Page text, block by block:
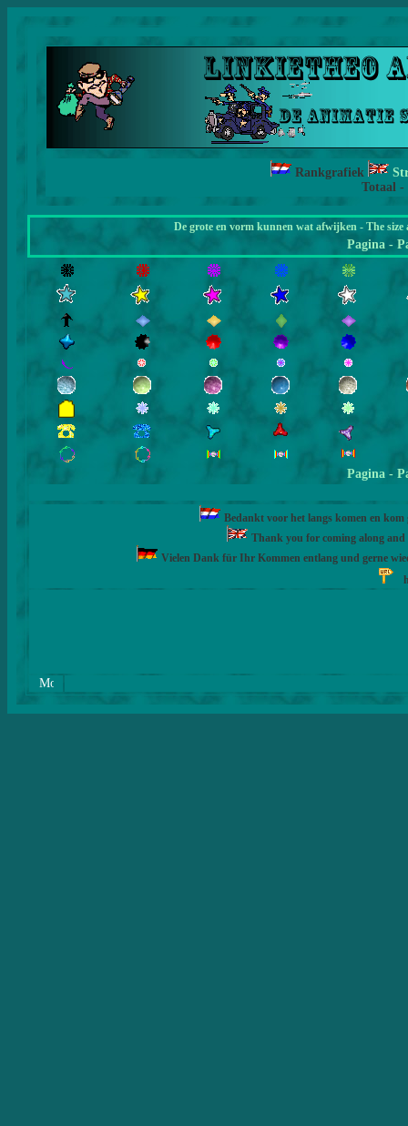
Rankgrafiek
Totaal -
De grote en vorm kunnen wat afwijken - The
Pagina -
Pagina -
Bedankt voor het langs komen en
Thank you for coming along and
Vielen Dank für Ihr Kommen entlang und gerne